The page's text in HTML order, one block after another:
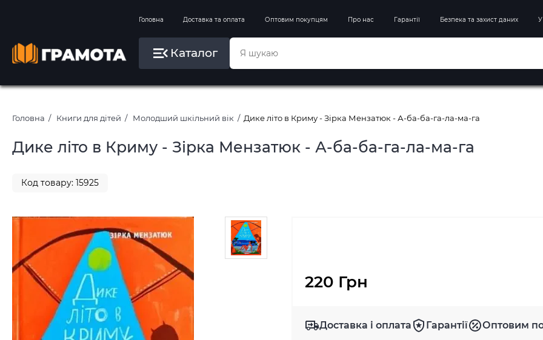
Головна Доставка та оплата Оптовим покупцям Про нас Гарантії Безпека та захист даних
Каталог
Вправи на зимові канікули
Літо, пляж, плавання, басейни
Картини за номерами
Головна Книги для дітей Молодший шкільний вік Дике літо в Криму - Зірка Мензатюк - А-ба-ба-га-ла-ма-га
Дике літо в Криму - Зірка Мензатюк - А-ба-ба-га-ла-ма-га
Код товару: 15925
220 Грн
Доставка і оплата Гарантії Оптовим